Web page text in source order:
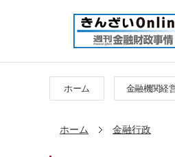
ホーム 金融機関経
ホーム 金融行政